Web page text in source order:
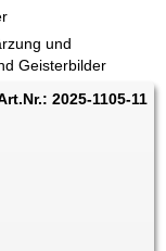
und
Geisterbilder
2025-1105-11